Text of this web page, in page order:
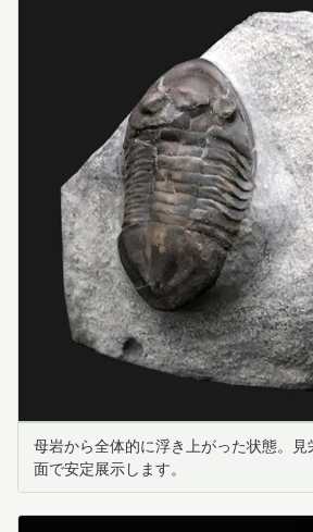
母岩から全体的に浮き上がった状態。
面で安定展示します。